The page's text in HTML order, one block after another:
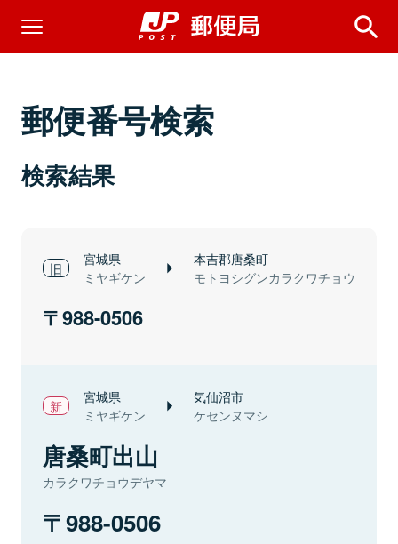
郵便番号検索
検索結果
宮城県
ミヤギケン
本吉郡唐桑町
モトヨシグンカラクワチョウ
988-0506
宮城県
ミヤギケン
気仙沼市
ケセンヌマシ
唐桑町出山
カラクワチョウデヤマ
988-0506